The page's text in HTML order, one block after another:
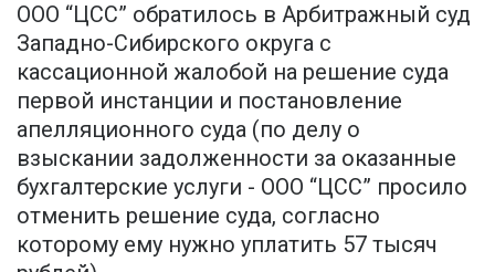
ООО “ЦСС” обратилось в Арбитражный суд
Западно-Сибирского округа с
кассационной жалобой на решение суда
первой инстанции и постановление
апелляционного суда (по делу о
взыскании задолженности за оказанные
бухгалтерские услуги - ООО “ЦСС” просило
отменить решение суда, согласно
которому ему нужно уплатить 57 тысяч